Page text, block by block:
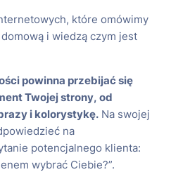
które omówimy
i wiedzą czym jest
powinna przebijać się
Twojej strony, od
i kolorystykę. Na swojej
na
potencjalnego klienta:
wybrać Ciebie?”.